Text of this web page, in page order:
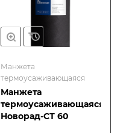
Манжета
термоусаживающаяся
Манжета
термоусаживающаяся
Новорад-СТ 60